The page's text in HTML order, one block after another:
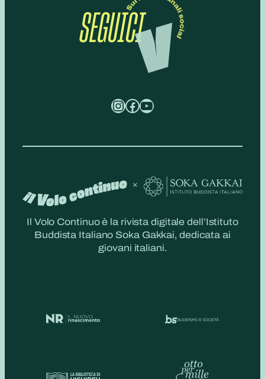
SEGUICI
InstagramFacebook YouTube
Il Volo Continuo è la rivista digitale dell’Istituto
Buddista Italiano Soka Gakkai, dedicata ai
giovani italiani.